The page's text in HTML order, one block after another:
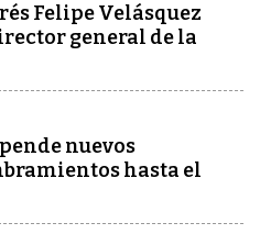
Felipe Velásquez
general de la
nuevos
hasta el